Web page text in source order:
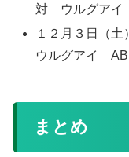
対 ウルグア
１２月３日（
ウルグアイ
まとめ